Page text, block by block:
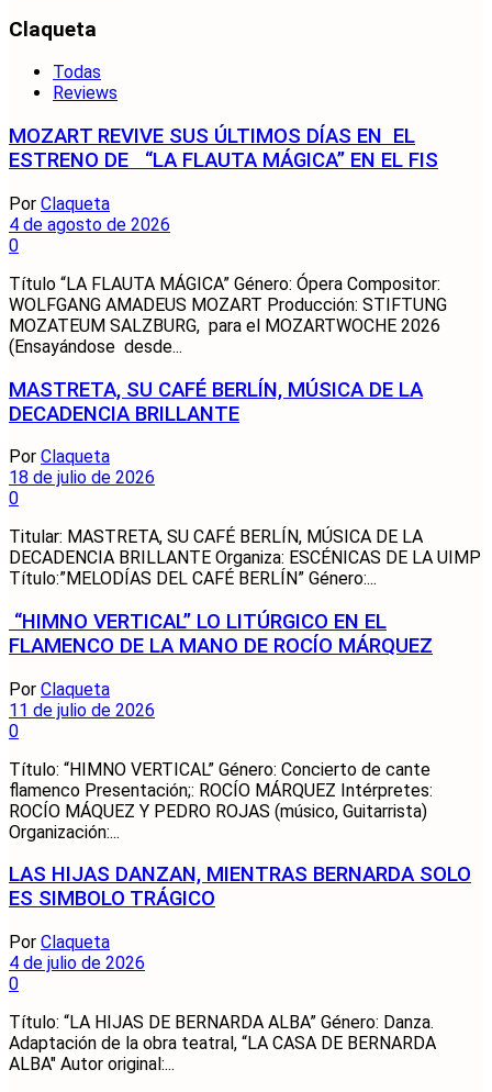
Claqueta
Todas
Reviews
MOZART REVIVE SUS ÚLTIMOS DÍAS EN EL
ESTRENO DE “LA FLAUTA MÁGICA” EN EL FIS
Por Claqueta
4 de agosto de 2026
0
Título “LA FLAUTA MÁGICA” Género: Ópera Compositor:
WOLFGANG AMADEUS MOZART Producción: STIFTUNG
MOZATEUM SALZBURG, para el MOZARTWOCHE 2026
(Ensayándose desde...
MASTRETA, SU CAFÉ BERLÍN, MÚSICA DE LA
DECADENCIA BRILLANTE
Por Claqueta
18 de julio de 2026
0
Titular: MASTRETA, SU CAFÉ BERLÍN, MÚSICA DE LA
DECADENCIA BRILLANTE Organiza: ESCÉNICAS DE LA UIMP
Título:”MELODÍAS DEL CAFÉ BERLÍN” Género:...
“HIMNO VERTICAL” LO LITÚRGICO EN EL
FLAMENCO DE LA MANO DE ROCÍO MÁRQUEZ
Por Claqueta
11 de julio de 2026
0
Título: “HIMNO VERTICAL” Género: Concierto de cante
flamenco Presentación;: ROCÍO MÁRQUEZ Intérpretes:
ROCÍO MÁQUEZ Y PEDRO ROJAS (músico, Guitarrista)
Organización:...
LAS HIJAS DANZAN, MIENTRAS BERNARDA SOLO
ES SIMBOLO TRÁGICO
Por Claqueta
4 de julio de 2026
0
Título: “LA HIJAS DE BERNARDA ALBA” Género: Danza.
Adaptación de la obra teatral, “LA CASA DE BERNARDA
ALBA" Autor original:...